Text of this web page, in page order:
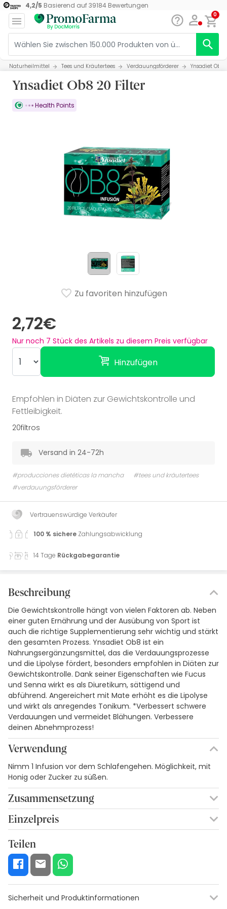
4,2/5 Basierend auf39184 Bewertungen
0
Naturheilmittel Tees und Kräutertees Verdauungsförderer Ynsadiet Ob8
Ynsadiet Ob8 20 Filter
Health Points
2,72€
Nur noch 7 Stück des Artikels zu diesem Preis verfügbar
Hinzufügen
Zu favoriten hinzufügen
Empfohlen in Diäten zur Gewichtskontrolle und
Fettleibigkeit.
20filtros
Versand in 24-72h
#producciones dietéticas la mancha
#tees und kräutertees
#verdauungsförderer
Vertrauenswürdige Verkäufer
100 % sichere Zahlungsabwicklung
14 Tage Rückgabegarantie
Beschreibung
Die Gewichtskontrolle hängt von vielen Faktoren ab. Neben
einer guten Ernährung und der Ausübung von Sport ist
auch die richtige Supplementierung sehr wichtig und stärkt
den gesamten Prozess. Ynsadiet Ob8 ist ein
Nahrungsergänzungsmittel, das die Verdauungsprozesse
und die Lipolyse fördert, besonders empfohlen in Diäten zur
Gewichtskontrolle. Dank seiner Eigenschaften wie Fucus
und Senna wirkt es als Diuretikum, sättigend und
abführend. Angereichert mit Mate erhöht es die Lipolyse
und wirkt als anregendes Tonikum. *Verbessert schwere
Verdauungen und vermeidet Blähungen. Verbessere
deinen Abnehmprozess!
Verwendung
Nimm 1 Infusion vor dem Schlafengehen. Möglichkeit, mit
Honig oder Zucker zu süßen.
Zusammensetzung
MINZE, KASSIA, MATE UND FUCUS.
Einzelpreis
Teilen
Sicherheit und Produktinformationen